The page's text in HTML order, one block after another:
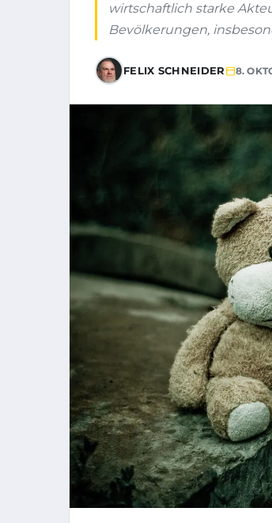
wirtschaftlich starke
Bevölkerungen,
FELIX SCHNEIDER 8.